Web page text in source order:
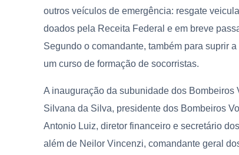
outros veículos de emergência: resgate
doados pela Receita Federal e em breve
Segundo o comandante, também para suprir
um curso de formação de socorristas.
A inauguração da subunidade dos
Silvana da Silva, presidente dos Bombeiros
Antonio Luiz, diretor financeiro e secretário
além de Neilor Vincenzi, comandante geral